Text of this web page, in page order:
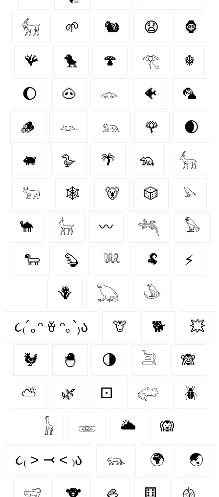
𓃶 🌱 🐿 😧 🦍
🪸 🐤 🍄‍ 𓂀 ☬
🌔 🐽 𓁼 🐠 🦜
🪵 𓁺 𓃬 🌹 🌒
🐖 🪿 🌴 🦡 𓃲
𓃽 🕸️ 🐻 🎲 𓅫
🐪 𓃴 〰️ 𓆈 𓅃
🐑 🦫 𓆚 🐏 ⚡
🪻 𓆏 𓅇
૮₍´｡ᵔ ꈊ ᵔ｡`₎ა 🦒 🐕 💥
🐓 🐣 🌗 𓆖 🙈
⛅ 🌿 ⚀ 𓅾 🪲
𓃱 𓁾 🌥️ 🙉
૮₍ ˃ ⤙ ˂ ₎ა 𓃮 🌍 🌏
𓃸 🐨 🦪 ⚅ 🫁